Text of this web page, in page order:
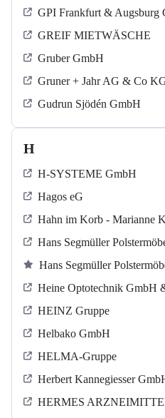
GPI Frankfurt & Augsburg
GREIF MIETWÄSCHE
Gruber GmbH
Gruner + Jahr AG & Co
Gudrun Sjödén GmbH
H
H-SYSTEME GmbH
Hagos eG
Hahn im Korb - Marianne
Hans Segmüller
Hans Segmüller
Heine Optotechnik GmbH
HEINZ Gruppe
Helbako GmbH
HELMA-Gruppe
Herbert Kannegiesser
HERMES